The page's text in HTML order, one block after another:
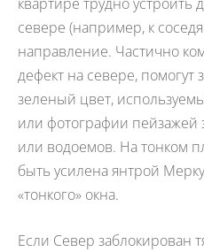
севере (например, к
направление. Частично
дефект на севере, помогут
зеленый цвет,
или фотографии
или водоемов. На тонком
быть усилена янтрой
«тонкого» окна.
Если Север заблокирован